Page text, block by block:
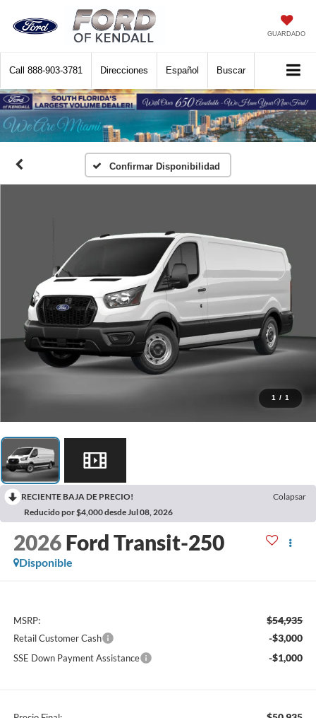
GUARDADO
Call 888-903-3781 Direcciones Español Buscar
Confirmar Disponibilidad
1 / 1
RECIENTE BAJA DE PRECIO!
Colapsar
Reducido por $4,000 desde Jul 08, 2026
2026 Ford Transit-250
Disponible
MSRP: $54,935
Retail Customer Cash -$3,000
SSE Down Payment Assistance -$1,000